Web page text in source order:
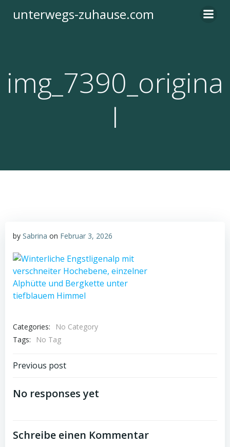
Inhalt
unterwegs-zuhause.com
img_7390_origina
l
by Sabrina on Februar 3, 2026
Categories:
No Category
Tags:
No Tag
Post
navigation
Previous post
No responses yet
Schreibe einen Kommentar